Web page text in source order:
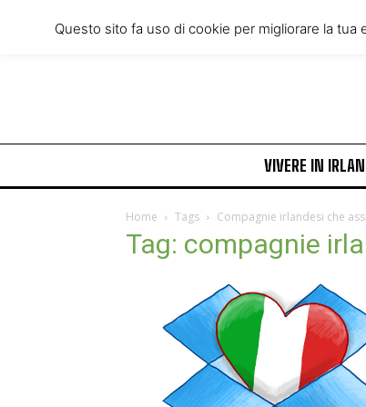
Friday, August 7, 2026
VIVERE IN
Home Tags Compagnie irlandesi che
Tag: compagnie
Questo sito fa uso di cookie per migliorare la tua